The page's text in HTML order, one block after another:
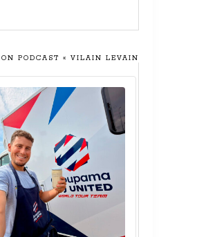
PODCAST « VILAIN LEVAIN »